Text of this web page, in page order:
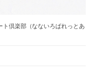
ト倶楽部（なないろぱれっとあ